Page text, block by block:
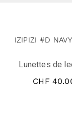
IZIPIZI #D
Lunettes de
CHF